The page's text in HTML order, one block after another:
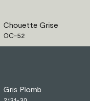
Chouette Grise
OC-52
Gris Plomb